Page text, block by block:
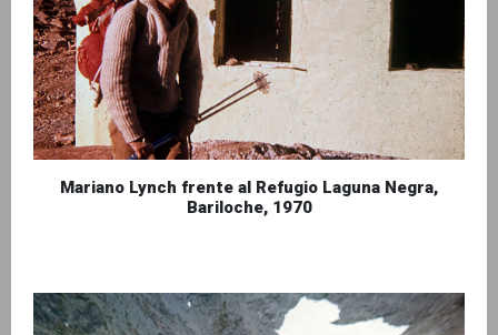
Mariano Lynch frente al Refugio Laguna Negra,
Bariloche, 1970